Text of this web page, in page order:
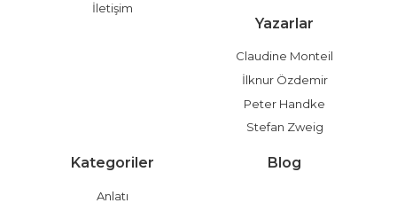
İletişim
Yazarlar
Claudine Monteil
İlknur Özdemir
Peter Handke
Stefan Zweig
Kategoriler
Anlatı
Blog